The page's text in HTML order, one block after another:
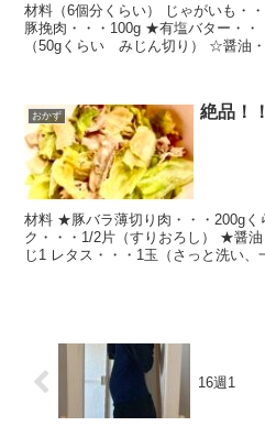
材料（6個分くらい） じゃがいも・
豚挽肉・・・100g ★有塩バター・
（50gくらい みじん切り） ☆醤油
おかず 絶品！
材料 ★豚バラ薄切り肉・・・200g
ク・・・1/2片（すりおろし） ★醤
じ1 レタス・・・1玉（さっと洗い
16週1